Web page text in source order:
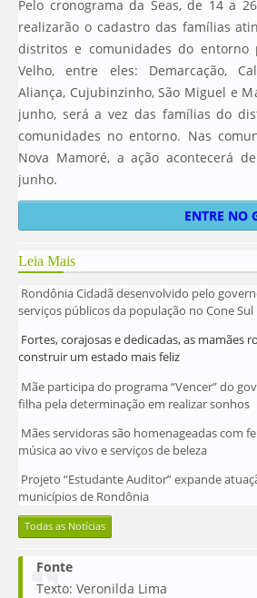
Pelo cronograma da Seas, de 14 a
realizarão o cadastro das famílias
distritos e comunidades do entorno
Velho, entre eles: Demarcação,
Aliança, Cujubinzinho, São Miguel e
junho, será a vez das famílias do
comunidades no entorno. Nas
Nova Mamoré, a ação acontecerá
junho.
ENTRE NO
Leia Mais
Rondônia Cidadã desenvolvido pelo
serviços públicos da população no Cone Sul
Fortes, corajosas e dedicadas, as mamães
construir um estado mais feliz
Mãe participa do programa “Vencer” do
filha pela determinação em realizar sonhos
Mães servidoras são homenageadas com
música ao vivo e serviços de beleza
Projeto “Estudante Auditor” expande
municípios de Rondônia
Todas as Notícias
Fonte
Texto: Veronilda Lima